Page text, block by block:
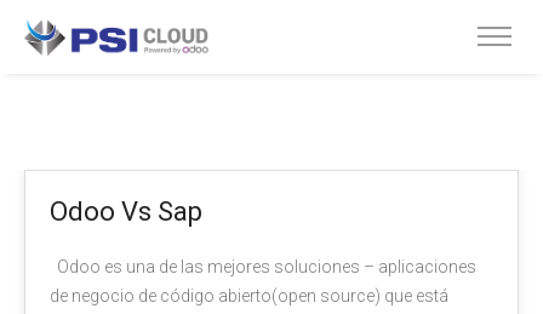
Odoo Vs Sap
Odoo es una de las mejores soluciones – aplicaciones
de negocio de código abierto(open source) que está